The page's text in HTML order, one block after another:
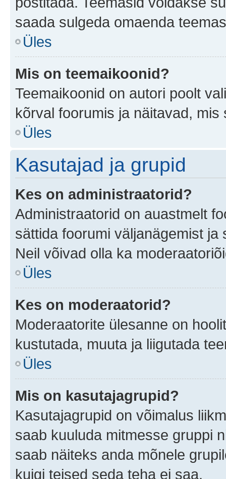
saada sulgeda omaenda
Üles
Mis on teemaikoonid?
Teemaikoonid on autori poolt
kõrval foorumis ja näitavad, mis
Üles
Kasutajad ja grupid
Kes on administraatorid?
Administraatorid on auastmelt
sättida foorumi väljanägemist
Neil võivad olla ka
Üles
Kes on moderaatorid?
Moderaatorite ülesanne on
kustutada, muuta ja liigutada
Üles
Mis on kasutajagrupid?
Kasutajagrupid on võimalus
saab kuuluda mitmesse gruppi
saab näiteks anda mõnele
kuigi teised seda teha ei saa.